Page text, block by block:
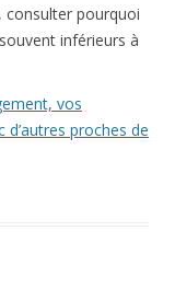
pourquoi
inférieurs à
vos
proches de